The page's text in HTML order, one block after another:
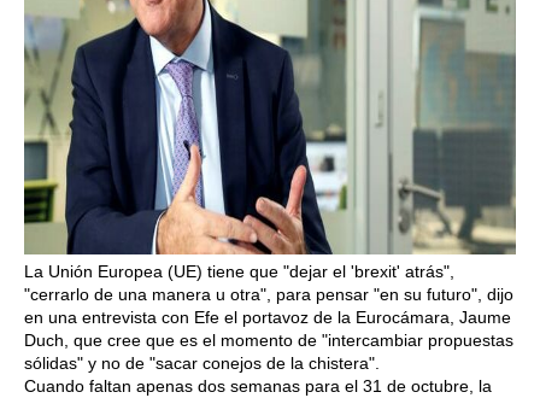
La Unión Europea (UE) tiene que "dejar el 'brexit' atrás",
"cerrarlo de una manera u otra", para pensar "en su futuro", dijo
en una entrevista con Efe el portavoz de la Eurocámara, Jaume
Duch, que cree que es el momento de "intercambiar propuestas
sólidas" y no de "sacar conejos de la chistera".
Cuando faltan apenas dos semanas para el 31 de octubre, la